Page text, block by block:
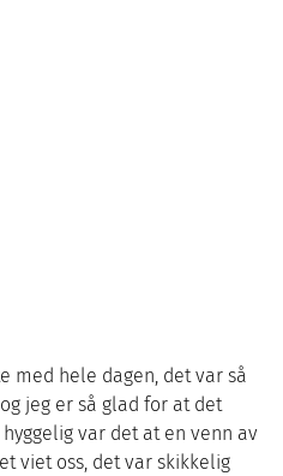
med hele dagen, det var så
jeg er så glad for at det
var det at en venn av
viet oss, det var skikkelig